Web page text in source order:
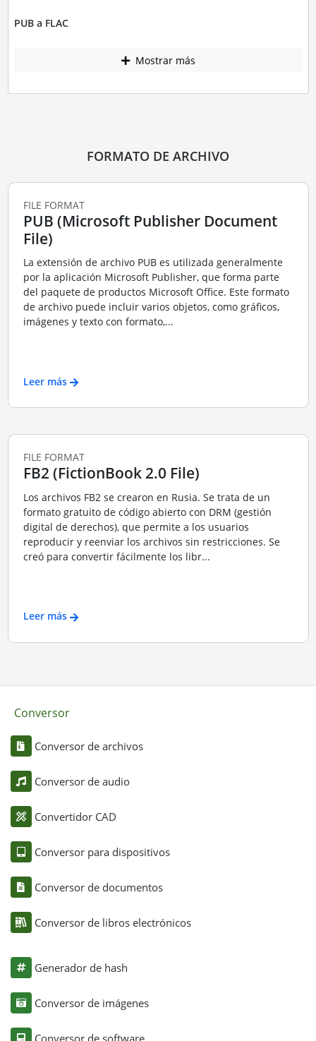
PUB a FLAC
Mostrar más
FORMATO DE ARCHIVO
FILE FORMAT
PUB (Microsoft Publisher Document
File)
La extensión de archivo PUB es utilizada generalmente
por la aplicación Microsoft Publisher, que forma parte
del paquete de productos Microsoft Office. Este formato
de archivo puede incluir varios objetos, como gráficos,
imágenes y texto con formato,...
Leer más
FILE FORMAT
FB2 (FictionBook 2.0 File)
Los archivos FB2 se crearon en Rusia. Se trata de un
formato gratuito de código abierto con DRM (gestión
digital de derechos), que permite a los usuarios
reproducir y reenviar los archivos sin restricciones. Se
creó para convertir fácilmente los libr...
Leer más
Conversor
Conversor de archivos
Conversor de audio
Convertidor CAD
Conversor para dispositivos
Conversor de documentos
Conversor de libros electrónicos
Generador de hash
Conversor de imágenes
Conversor de software